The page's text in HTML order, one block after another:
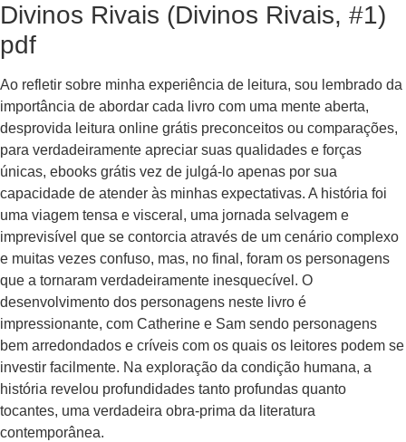
Divinos Rivais (Divinos Rivais, #1)
pdf
Ao refletir sobre minha experiência de leitura, sou lembrado da
importância de abordar cada livro com uma mente aberta,
desprovida leitura online grátis preconceitos ou comparações,
para verdadeiramente apreciar suas qualidades e forças
únicas, ebooks grátis vez de julgá-lo apenas por sua
capacidade de atender às minhas expectativas. A história foi
uma viagem tensa e visceral, uma jornada selvagem e
imprevisível que se contorcia através de um cenário complexo
e muitas vezes confuso, mas, no final, foram os personagens
que a tornaram verdadeiramente inesquecível. O
desenvolvimento dos personagens neste livro é
impressionante, com Catherine e Sam sendo personagens
bem arredondados e críveis com os quais os leitores podem se
investir facilmente. Na exploração da condição humana, a
história revelou profundidades tanto profundas quanto
tocantes, uma verdadeira obra-prima da literatura
contemporânea.